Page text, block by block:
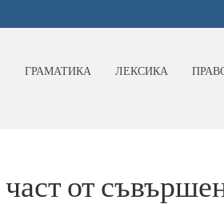
ГРАМАТИКА ЛЕКСИКА
от